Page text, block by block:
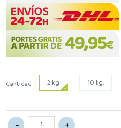
Cantidad 2 kg. 10 kg.